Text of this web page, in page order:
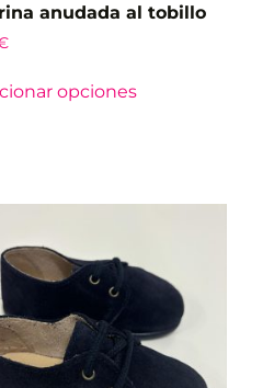
anudada al tobillo
opciones